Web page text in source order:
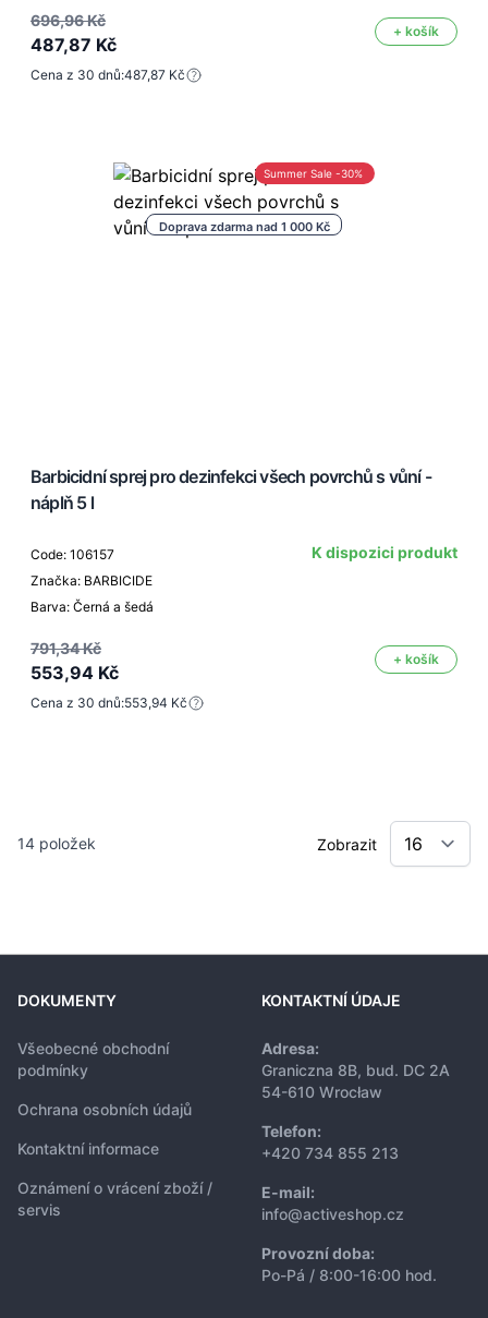
696,96 Kč
487,87 Kč
+ košík
Cena z 30 dnů:487,87 Kč
Doprava zdarma nad 1 000 Kč
Summer Sale -30%
Barbicidní sprej pro dezinfekci všech povrchů s vůní -
náplň 5 l
Code: 106157
Značka: BARBICIDE
Barva: Černá a šedá
K dispozici produkt
791,34 Kč
553,94 Kč
+ košík
Cena z 30 dnů:553,94 Kč
14 položek Zobrazit
DOKUMENTY
Všeobecné obchodní
podmínky
Ochrana osobních údajů
Kontaktní informace
Oznámení o vrácení zboží /
servis
KONTAKTNÍ ÚDAJE
Adresa:
Graniczna 8B, bud. DC 2A
54-610 Wrocław
Telefon:
+420 734 855 213
E-mail:
info@activeshop.cz
Provozní doba:
Po-Pá / 8:00-16:00 hod.